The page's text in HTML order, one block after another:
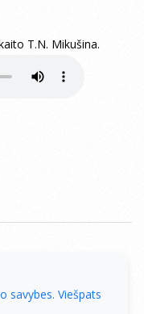
T.N. Mikušina.
savybes. Viešpats